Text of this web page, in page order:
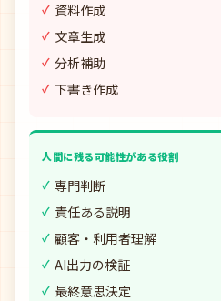
資料作成
文章生成
分析補助
下書き作成
人間に残る可能性がある役割
専門判断
責任ある説明
顧客・利用者理解
AI出力の検証
最終意思決定